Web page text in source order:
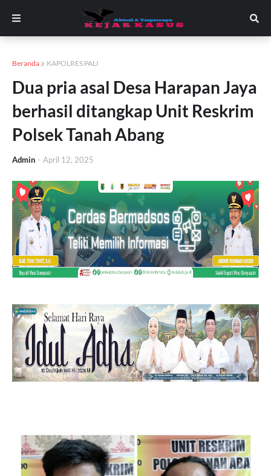
Beranda KAPOLRES PALI
Dua pria asal Desa Harapan Jaya
berhasil ditangkap Unit Reskrim
Polsek Tanah Abang
Admin - April 12, 2025